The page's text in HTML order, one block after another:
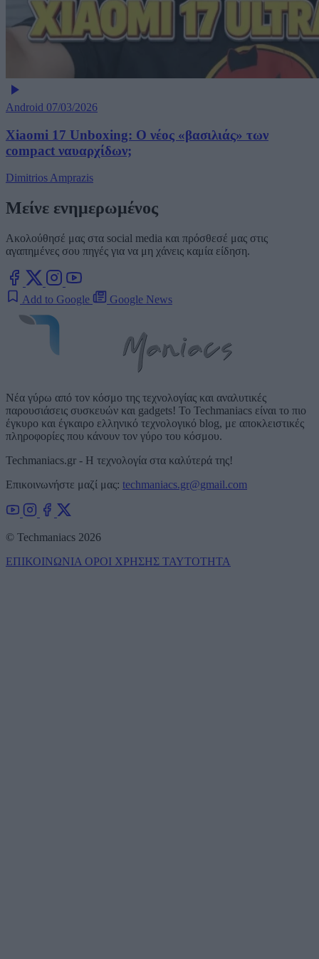
Android 07/03/2026
Xiaomi 17 Unboxing: Ο νέος «βασιλιάς» των
compact ναυαρχίδων;
Dimitrios Amprazis
Μείνε ενημερωμένος
Ακολούθησέ μας στα social media και πρόσθεσέ μας στις
αγαπημένες σου πηγές για να μη χάνεις καμία είδηση.
Add to Google Google News
Νέα γύρω από τον κόσμο της τεχνολογίας και αναλυτικές
παρουσιάσεις συσκευών και gadgets! Το Techmaniacs είναι το πιο
έγκυρο και έγκαιρο ελληνικό τεχνολογικό blog, με αποκλειστικές
πληροφορίες που κάνουν τον γύρο του κόσμου.
Techmaniacs.gr - Η τεχνολογία στα καλύτερά της!
Επικοινωνήστε μαζί μας: techmaniacs.gr@gmail.com
© Techmaniacs 2026
ΕΠΙΚΟΙΝΩΝΙΑ ΟΡΟΙ ΧΡΗΣΗΣ ΤΑΥΤΟΤΗΤΑ